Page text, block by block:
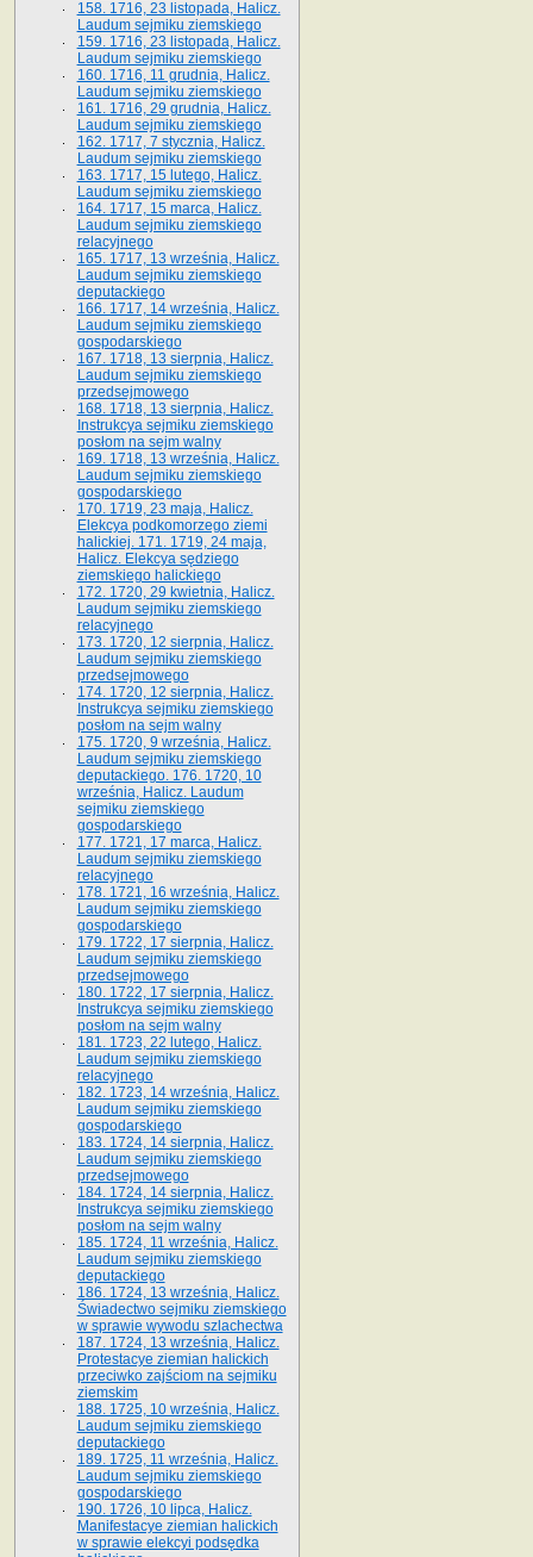
158. 1716, 23 listopada, Halicz.
Laudum sejmiku ziemskiego
159. 1716, 23 listopada, Halicz.
Laudum sejmiku ziemskiego
160. 1716, 11 grudnia, Halicz.
Laudum sejmiku ziemskiego
161. 1716, 29 grudnia, Halicz.
Laudum sejmiku ziemskiego
162. 1717, 7 stycznia, Halicz.
Laudum sejmiku ziemskiego
163. 1717, 15 lutego, Halicz.
Laudum sejmiku ziemskiego
164. 1717, 15 marca, Halicz.
Laudum sejmiku ziemskiego
relacyjnego
165. 1717, 13 września, Halicz.
Laudum sejmiku ziemskiego
deputackiego
166. 1717, 14 września, Halicz.
Laudum sejmiku ziemskiego
gospodarskiego
167. 1718, 13 sierpnia, Halicz.
Laudum sejmiku ziemskiego
przedsejmowego
168. 1718, 13 sierpnia, Halicz.
Instrukcya sejmiku ziemskiego
posłom na sejm walny
169. 1718, 13 września, Halicz.
Laudum sejmiku ziemskiego
gospodarskiego
170. 1719, 23 maja, Halicz.
Elekcya podkomorzego ziemi
halickiej. 171. 1719, 24 maja,
Halicz. Elekcya sędziego
ziemskiego halickiego
172. 1720, 29 kwietnia, Halicz.
Laudum sejmiku ziemskiego
relacyjnego
173. 1720, 12 sierpnia, Halicz.
Laudum sejmiku ziemskiego
przedsejmowego
174. 1720, 12 sierpnia, Halicz.
Instrukcya sejmiku ziemskiego
posłom na sejm walny
175. 1720, 9 września, Halicz.
Laudum sejmiku ziemskiego
deputackiego. 176. 1720, 10
września, Halicz. Laudum
sejmiku ziemskiego
gospodarskiego
177. 1721, 17 marca, Halicz.
Laudum sejmiku ziemskiego
relacyjnego
178. 1721, 16 września, Halicz.
Laudum sejmiku ziemskiego
gospodarskiego
179. 1722, 17 sierpnia, Halicz.
Laudum sejmiku ziemskiego
przedsejmowego
180. 1722, 17 sierpnia, Halicz.
Instrukcya sejmiku ziemskiego
posłom na sejm walny
181. 1723, 22 lutego, Halicz.
Laudum sejmiku ziemskiego
relacyjnego
182. 1723, 14 września, Halicz.
Laudum sejmiku ziemskiego
gospodarskiego
183. 1724, 14 sierpnia, Halicz.
Laudum sejmiku ziemskiego
przedsejmowego
184. 1724, 14 sierpnia, Halicz.
Instrukcya sejmiku ziemskiego
posłom na sejm walny
185. 1724, 11 września, Halicz.
Laudum sejmiku ziemskiego
deputackiego
186. 1724, 13 września, Halicz.
Świadectwo sejmiku ziemskiego
w sprawie wywodu szlachectwa
187. 1724, 13 września, Halicz.
Protestacye ziemian halickich
przeciwko zajściom na sejmiku
ziemskim
188. 1725, 10 września, Halicz.
Laudum sejmiku ziemskiego
deputackiego
189. 1725, 11 września, Halicz.
Laudum sejmiku ziemskiego
gospodarskiego
190. 1726, 10 lipca, Halicz.
Manifestacye ziemian halickich
w sprawie elekcyi podsędka